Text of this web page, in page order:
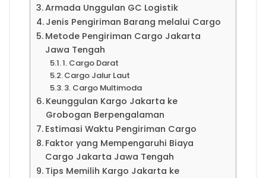
Armada Unggulan GC Logistik
Jenis Pengiriman Barang melalui Cargo
Metode Pengiriman Cargo Jakarta
Jawa Tengah
1. Cargo Darat
Cargo Jalur Laut
3. Cargo Multimoda
Keunggulan Kargo Jakarta ke
Grobogan Berpengalaman
Estimasi Waktu Pengiriman Cargo
Faktor yang Mempengaruhi Biaya
Cargo Jakarta Jawa Tengah
Tips Memilih Kargo Jakarta ke